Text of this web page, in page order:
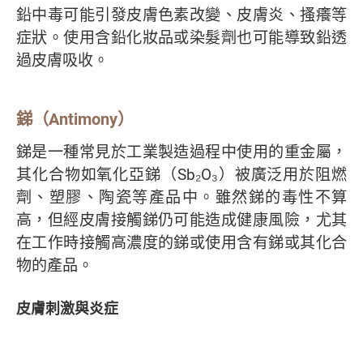
鉛中毒可能引發皮膚色素改變、皮膚炎、搔癢等
症狀。使用含鉛化妝品或染髮劑也可能導致鉛透
過皮膚吸收。
銻（Antimony）
銻是一種常見於工業製造過程中使用的重金屬，
其化合物如氧化亞銻（Sb₂O₃）被廣泛用於阻燃
劑、塑膠、陶瓷等產品中。雖然銻的毒性不算
高，但經皮膚接觸銻仍可能造成健康風險，尤其
在工作時接觸高濃度的銻或使用含有銻或其化合
物的產品。
皮膚刺激與炎症